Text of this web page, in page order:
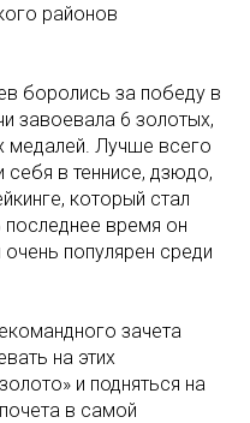
районов
боролись за победу в
завоевала 6 золотых,
медалей. Лучше всего
себя в теннисе, дзюдо,
который стал
время он
популярен среди
зачета
на этих
и подняться на
в самой